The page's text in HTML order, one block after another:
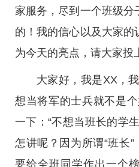
家服务，尽到一个班级分
的！我的信心以及大家
为今天的亮点，请大家投
大家好，我是XX，
想当将军的士兵就不是
一下：“不想当班长的学
怎讲呢？因为所谓“班长”
要给全班同学作出一个